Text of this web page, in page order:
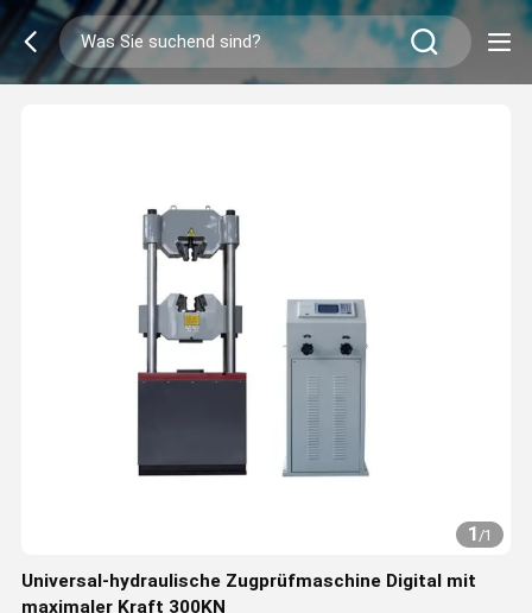
1/1
Universal-hydraulische Zugprüfmaschine Digital mit
maximaler Kraft 300KN